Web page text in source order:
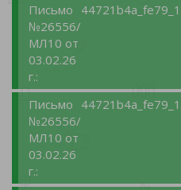
Письмо
№26556/
МЛ10 от
03.02.26
г.:
Письмо
№26556/
МЛ10 от
03.02.26
г.: